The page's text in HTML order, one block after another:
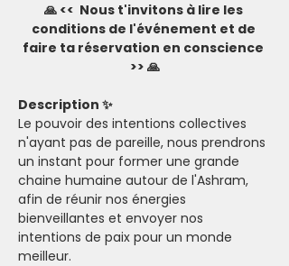
🙏 <<  Nous t'invitons à lire les
conditions de l'événement et de
faire ta réservation en conscience
>> 🙏
Description ✨
Le pouvoir des intentions collectives
n'ayant pas de pareille, nous prendrons
un instant pour former une grande
chaine humaine autour de l'Ashram,
afin de réunir nos énergies
bienveillantes et envoyer nos
intentions de paix pour un monde
meilleur.